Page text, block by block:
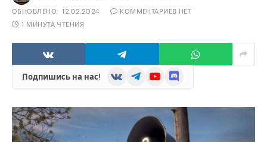
ОБНОВЛЕНО: 12.02.2024
КОММЕНТАРИЕВ НЕТ
1 МИНУТА ЧТЕНИЯ
Подпишись на нас! VKontakteTelegramYouTubeDiscord